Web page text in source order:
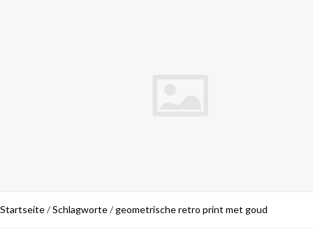
Startseite/Schlagworte/geometrische retro print met goud